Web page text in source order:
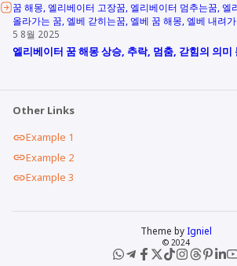
꿈 해몽 엘리베이터 고장꿈 엘리베이터 멈추는꿈 엘
올라가는 꿈 엘베 갇히는꿈 엘베 꿈 해몽 엘베 내려
5 8월 2025
엘리베이터 꿈 해몽 상승, 추락, 멈춤, 갇힘의 의미
Other Links
Example 1
Example 2
Example 3
Theme by Igniel
© 2024